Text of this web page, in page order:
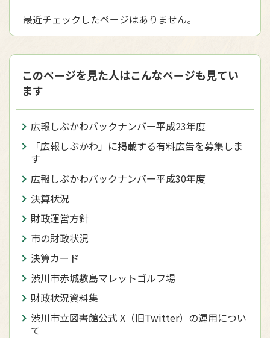
最近チェックしたページはありません。
このページを見た人はこんなページも見てい
ます
広報しぶかわバックナンバー平成23年度
「広報しぶかわ」に掲載する有料広告を募集しま
す
広報しぶかわバックナンバー平成30年度
決算状況
財政運営方針
市の財政状況
決算カード
渋川市赤城敷島マレットゴルフ場
財政状況資料集
渋川市立図書館公式 X（旧Twitter）の運用につい
て